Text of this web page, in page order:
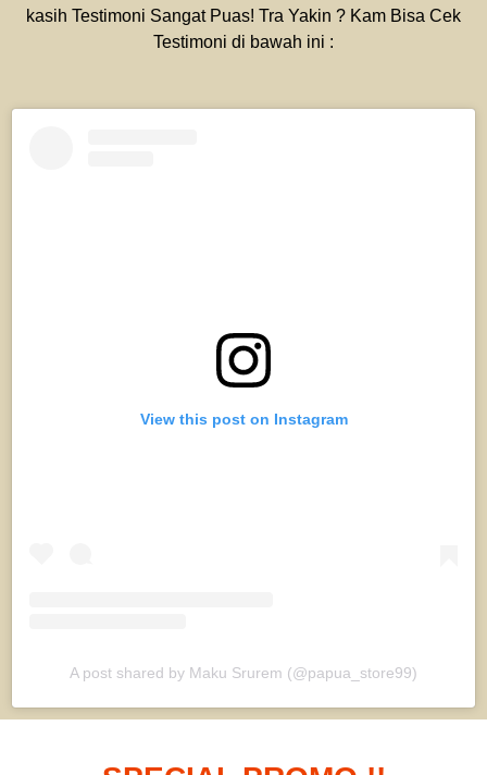
kasih Testimoni Sangat Puas! Tra Yakin ? Kam Bisa Cek
Testimoni di bawah ini :
View this post on Instagram
A post shared by Maku Srurem (@papua_store99)